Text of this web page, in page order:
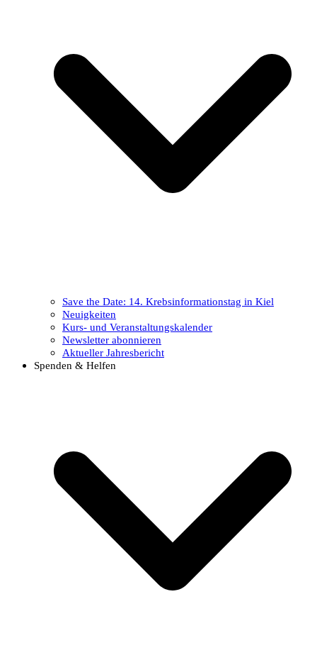
Save the Date: 14. Krebsinformationstag in Kiel
Neuigkeiten
Kurs- und Veranstaltungskalender
Newsletter abonnieren
Aktueller Jahresbericht
Spenden & Helfen